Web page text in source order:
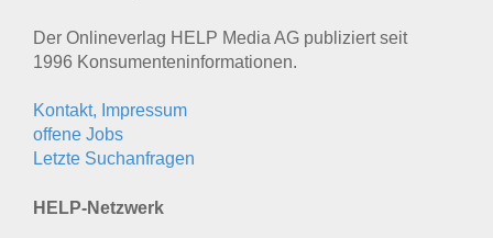
Der Onlineverlag HELP Media AG publiziert seit
1996 Konsumenten­informationen.
Kontakt, Impressum
offene Jobs
Letzte Suchanfragen
HELP-Netzwerk